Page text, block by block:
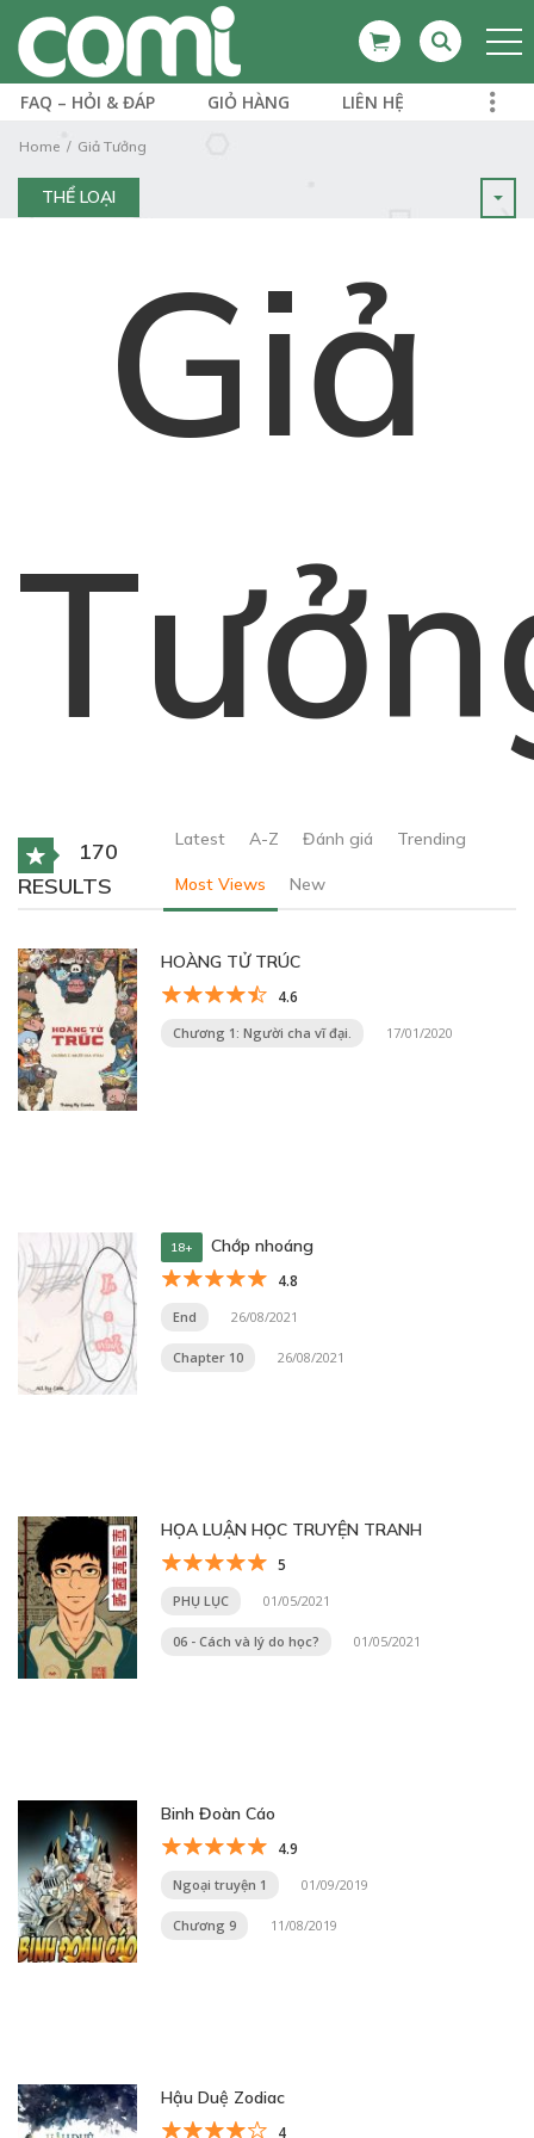
FAQ – HỎI & ĐÁP GIỎ HÀNG LIÊN HỆ
Home Giả Tưởng
THỂ LOẠI
Giả
170
RESULTS
Latest A-Z Đánh giá Trending
Most Views New
HOÀNG TỬ TRÚC
4.6
Chương 1: Người cha vĩ đại. 17/01/2020
18+ Chớp nhoáng
4.8
End 26/08/2021
Chapter 10 26/08/2021
HỌA LUẬN HỌC TRUYỆN TRANH
5
PHỤ LỤC 01/05/2021
06 - Cách và lý do học? 01/05/2021
Binh Đoàn Cáo
4.9
Ngoại truyện 1 01/09/2019
Chương 9 11/08/2019
Hậu Duệ Zodiac
4